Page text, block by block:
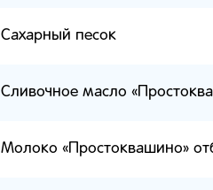
Сахарный песок
Сливочное масло
Молоко «Простоквашино»